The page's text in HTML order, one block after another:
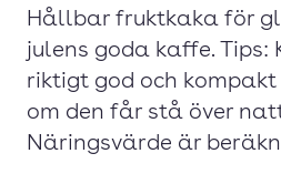
Hållbar fruktkaka för
julens goda kaffe. Tips:
riktigt god och
om den får stå över
Näringsvärde är